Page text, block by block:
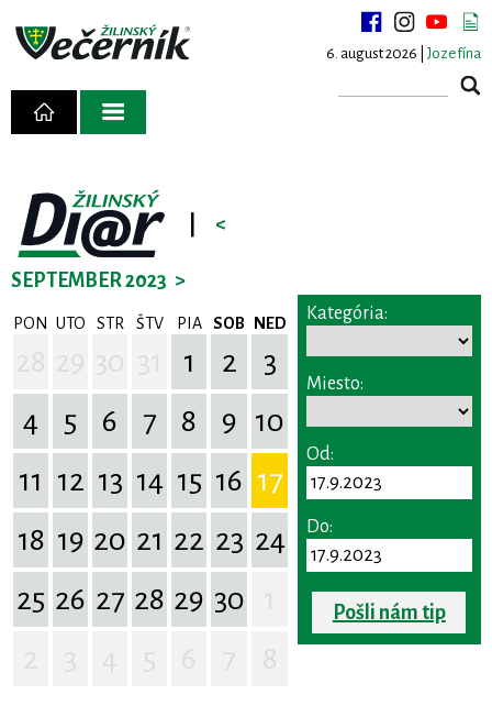
6. august 2026 | Jozefína
<
SEPTEMBER 2023 >
PON UTO STR ŠTV PIA SOB NED
1 2
3
4
5 6 7 8 9 10
11 12 13 14 15 16 17
18 19 20 21 22 23 24
25 26 27 28 29 30
Kategória:
Miesto:
Od:
Do:
Pošli nám tip